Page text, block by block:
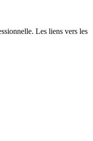
Les liens vers les